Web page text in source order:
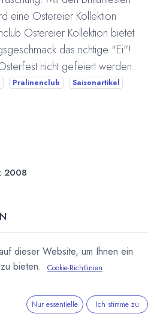
eine Ostereier Kollektion
Ostereier Kollektion bietet
das richtige "Ei"!
nicht gefeiert werden.
Pralinenclub Saisonartikel
2008
dieser Website, um Ihnen ein
bieten.
Cookie-Richtlinien
Nur essentielle Ich stimme zu